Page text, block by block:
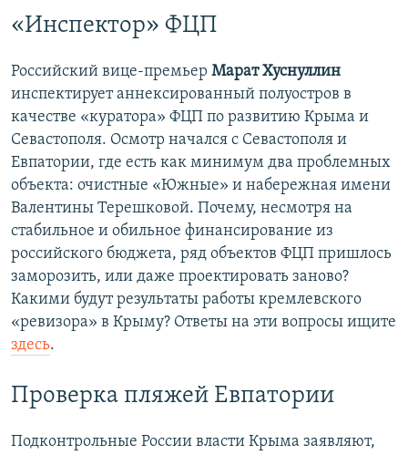
«Инспектор» ФЦП
Российский вице-премьер Марат Хуснуллин
инспектирует аннексированный полуостров в
качестве «куратора» ФЦП по развитию Крыма и
Севастополя. Осмотр начался с Севастополя и
Евпатории, где есть как минимум два проблемных
объекта: очистные «Южные» и набережная имени
Валентины Терешковой. Почему, несмотря на
стабильное и обильное финансирование из
российского бюджета, ряд объектов ФЦП пришлось
заморозить, или даже проектировать заново?
Какими будут результаты работы кремлевского
«ревизора» в Крыму? Ответы на эти вопросы ищите
здесь.
Проверка пляжей Евпатории
Подконтрольные России власти Крыма заявляют,